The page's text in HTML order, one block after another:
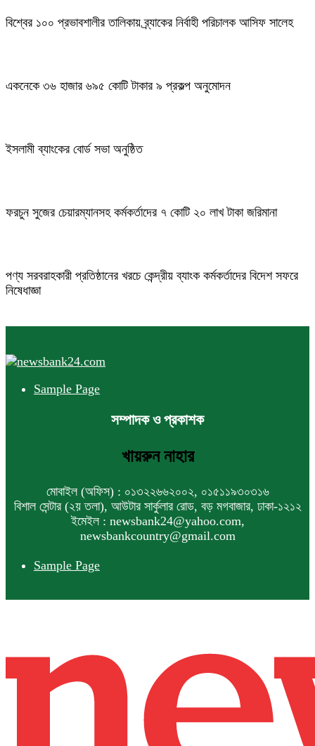
বিশ্বের ১০০ প্রভাবশালীর তালিকায় ব্র্যাকের নির্বাহী পরিচালক আসিফ সালেহ
একনেকে ৩৬ হাজার ৬৯৫ কোটি টাকার ৯ প্রকল্প অনুমোদন
ইসলামী ব্যাংকের বোর্ড সভা অনুষ্ঠিত
ফরচুন সুজের চেয়ারম্যানসহ কর্মকর্তাদের ৭ কোটি ২০ লাখ টাকা জরিমানা
পণ্য সরবরাহকারী প্রতিষ্ঠানের খরচে কেন্দ্রীয় ব্যাংক কর্মকর্তাদের বিদেশ সফরে
নিষেধাজ্ঞা
Sample Page
সম্পাদক ও প্রকাশক
খায়রুন নাহার
মোবাইল (অফিস) : ০১৩২২৬৬২০০২, ০১৫১১৯৩০৩১৬
বিশাল সেন্টার (২য় তলা), আউটার সার্কুলার রোড, বড় মগবাজার, ঢাকা-১২১২
ইমেইল : newsbank24@yahoo.com,
newsbankcountry@gmail.com
Sample Page